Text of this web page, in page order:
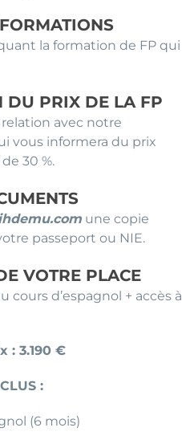
la formation de FP qui
DU PRIX DE LA FP
avec notre
vous informera du prix
30 %.
une copie
passeport ou NIE.
VOTRE PLACE
cours d’espagnol + accès à
: 3.190 €
:
(6 mois)